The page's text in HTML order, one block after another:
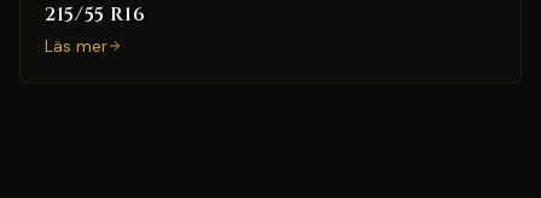
215/55 R16
Läs mer